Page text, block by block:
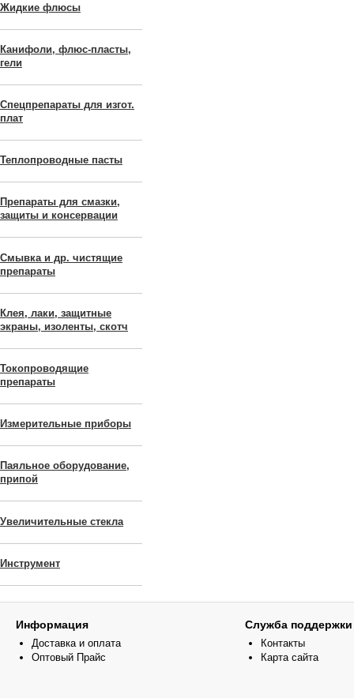
Жидкие флюсы
Канифоли, флюс-пласты,
гели
Спецпрепараты для изгот.
плат
Теплопроводные пасты
Препараты для смазки,
защиты и консервации
Смывка и др. чистящие
препараты
Клея, лаки, защитные
экраны, изоленты, скотч
Токопроводящие
препараты
Измерительные приборы
Паяльное оборудование,
припой
Увеличительные стекла
Инструмент
Информация
Доставка и оплата
Оптовый Прайс
Служба поддержки
Контакты
Карта сайта